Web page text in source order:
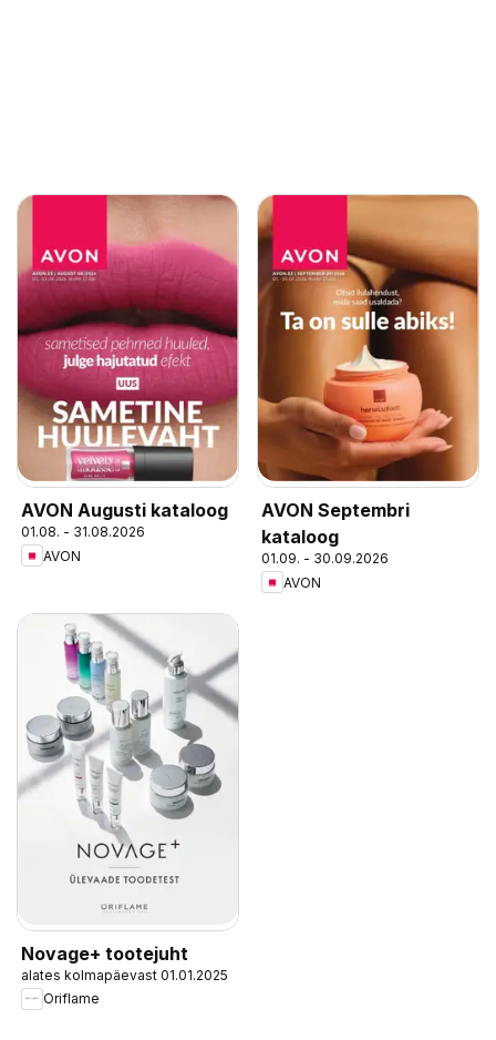
AVON Augusti kataloog
01.08. - 31.08.2026
AVON
AVON Septembri
kataloog
01.09. - 30.09.2026
AVON
Novage+ tootejuht
alates kolmapäevast 01.01.2025
Oriflame